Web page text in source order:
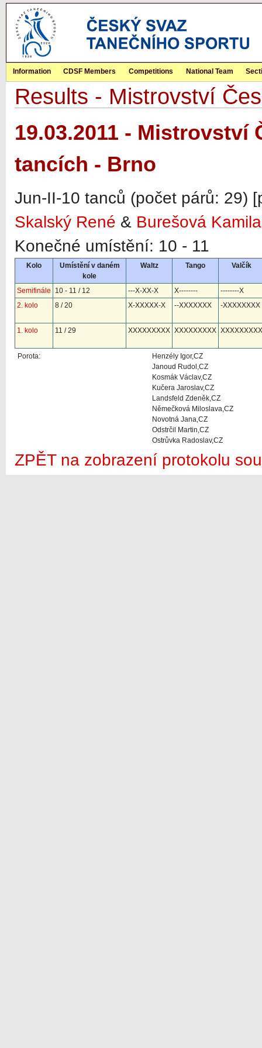
Information CDSF Members Competitions National Team
Results - Mistrovství
19.03.2011 - Mistrovství
tancích - Brno
Jun-II-10 tanců (počet párů: 29)
Skalský René & Burešová Kamila
Konečné umístění: 10 - 11
Kolo
Umístění v daném
kole
Waltz Tango Valčík
Semifinále 10 - 11 / 12 ---X-XX-X X--------
--------X
2. kolo
8 / 20 X-XXXXX-X --XXXXXXX -XXXXXXXX
1. kolo 11 / 29 XXXXXXXXX XXXXXXXXX XXXXXXXXX
Porota:
Henzély Igor,CZ
Janoud Rudol,CZ
Kosmák Václav,CZ
Kučera Jaroslav,CZ
Landsfeld Zdeněk,CZ
Němečková Miloslava,CZ
Novotná Jana,CZ
Odstrčil Martin,CZ
Ostrůvka Radoslav,CZ
ZPĚT na zobrazení protokolu